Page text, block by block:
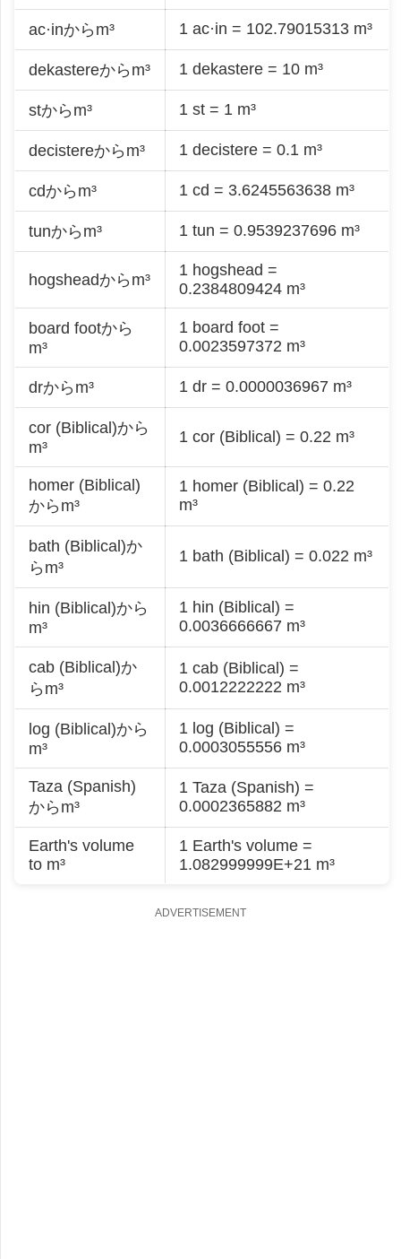
ac·inからm³ 1 ac·in = 102.79015313 m³
dekastereからm³ 1 dekastere = 10 m³
stからm³ 1 st = 1 m³
decistereからm³ 1 decistere = 0.1 m³
cdからm³ 1 cd = 3.6245563638 m³
tunからm³ 1 tun = 0.9539237696 m³
hogsheadからm³
1 hogshead =
0.2384809424 m³
board footから
m³
1 board foot =
0.0023597372 m³
drからm³ 1 dr = 0.0000036967 m³
cor (Biblical)から
m³
1 cor (Biblical) = 0.22 m³
homer (Biblical)
からm³
1 homer (Biblical) = 0.22
m³
bath (Biblical)か
らm³
1 bath (Biblical) = 0.022 m³
hin (Biblical)から
m³
1 hin (Biblical) =
0.0036666667 m³
cab (Biblical)か
らm³
1 cab (Biblical) =
0.0012222222 m³
log (Biblical)から
m³
1 log (Biblical) =
0.0003055556 m³
Taza (Spanish)
からm³
1 Taza (Spanish) =
0.0002365882 m³
Earth's volume
to m³
1 Earth's volume =
1.082999999E+21 m³